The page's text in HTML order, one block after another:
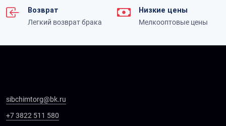
Возврат
Легкий возврат брака
Низкие цены
Мелкооптовые цены
sibchimtorg@bk.ru
+7 3822 511 580